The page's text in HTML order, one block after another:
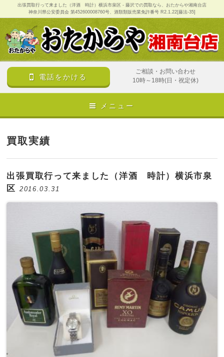
出張買取行って来ました（洋酒 時計）横浜市泉区 - 藤沢での買取なら、おたからや湘南台店
神奈川県公安委員会 第452600008760号、酒類類販売業免許番号 R2.1.22[藤法-35]
電話をかける
ご相談・お問い合わせ
10時～18時(日・祝定休)
メニュー
買取実績
出張買取行って来ました（洋酒 時計）横浜市泉
区 2016.03.31